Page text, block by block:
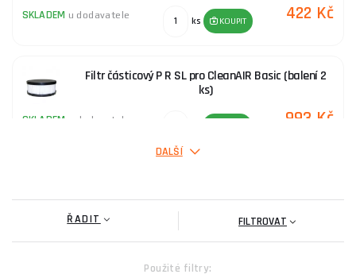
SKLADEM u dodavatele ks KOUPIT 422 Kč
Filtr částicový P R SL pro CleanAIR Basic (balení 2
ks)
SKLADEM u dodavatele 993 Kč
2 367 Kč
DALŠÍ
ŘADIT FILTROVAT
Použité filtry: